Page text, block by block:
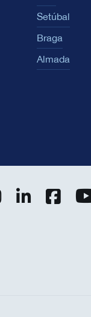
Setúbal
Braga
Almada